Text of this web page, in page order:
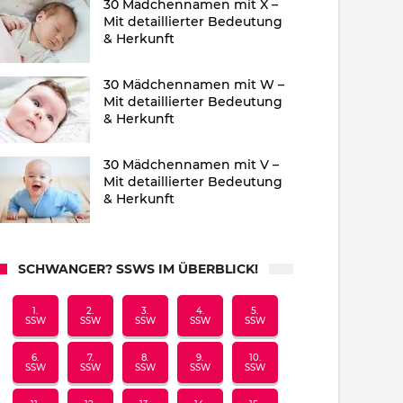
30 Mädchennamen mit X –
Mit detaillierter Bedeutung
& Herkunft
30 Mädchennamen mit W –
Mit detaillierter Bedeutung
& Herkunft
30 Mädchennamen mit V –
Mit detaillierter Bedeutung
& Herkunft
SCHWANGER? SSWS IM ÜBERBLICK!
1.
SSW
2.
SSW
3.
SSW
4.
SSW
5.
SSW
6.
SSW
7.
SSW
8.
SSW
9.
SSW
10.
SSW